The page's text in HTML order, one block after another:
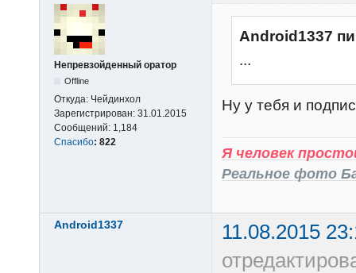
Непревзойденный оратор
Offline
Откуда: Чейдинхол
Зарегистрирован: 31.01.2015
Сообщений: 1,184
Спасибо: 822
Android1337
...
Ну у тебя и
Я человек
Реальное фото
Android1337
11.08.2015